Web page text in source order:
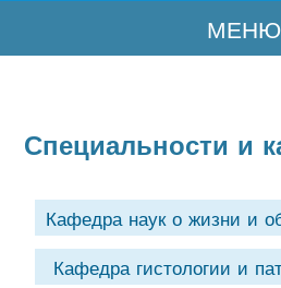
МЕНЮ
Специальности и
Кафедра наук о жизни и
н
Кафедра гистологии и